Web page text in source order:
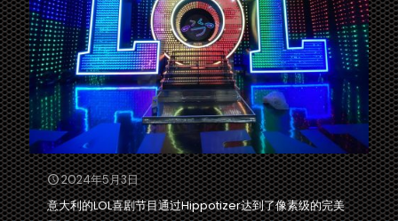
2024年5月3日
意大利的LOL喜剧节目通过Hippotizer达到了像素级的完美